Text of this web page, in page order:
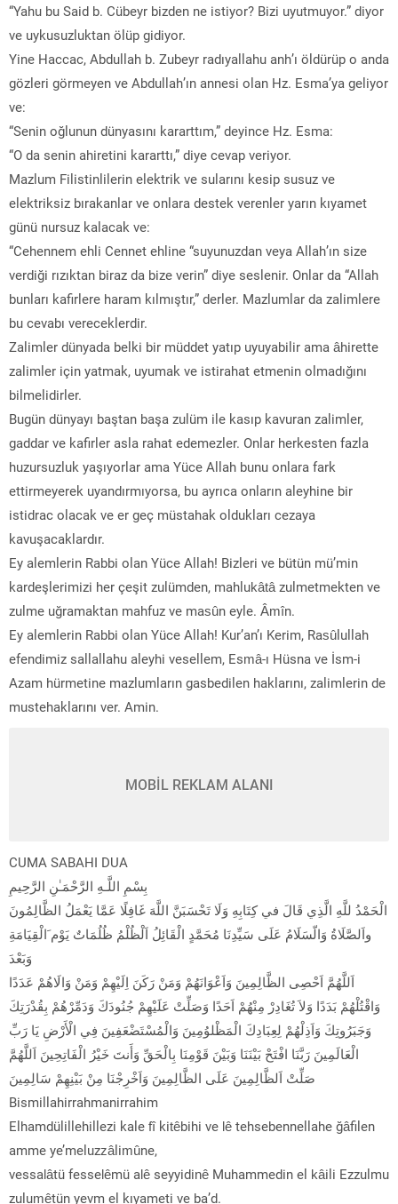
“Yahu bu Said b. Cübeyr bizden ne istiyor? Bizi uyutmuyor.” diyor
ve uykusuzluktan ölüp gidiyor.
Yine Haccac, Abdullah b. Zubeyr radıyallahu anh’ı öldürüp o anda
gözleri görmeyen ve Abdullah’ın annesi olan Hz. Esma’ya geliyor
ve:
“Senin oğlunun dünyasını kararttım,” deyince Hz. Esma:
“O da senin ahiretini kararttı,” diye cevap veriyor.
Mazlum Filistinlilerin elektrik ve sularını kesip susuz ve
elektriksiz bırakanlar ve onlara destek verenler yarın kıyamet
günü nursuz kalacak ve:
“Cehennem ehli Cennet ehline “suyunuzdan veya Allah’ın size
verdiği rızıktan biraz da bize verin” diye seslenir. Onlar da “Allah
bunları kafirlere haram kılmıştır,” derler. Mazlumlar da zalimlere
bu cevabı vereceklerdir.
Zalimler dünyada belki bir müddet yatıp uyuyabilir ama âhirette
zalimler için yatmak, uyumak ve istirahat etmenin olmadığını
bilmelidirler.
Bugün dünyayı baştan başa zulüm ile kasıp kavuran zalimler,
gaddar ve kafirler asla rahat edemezler. Onlar herkesten fazla
huzursuzluk yaşıyorlar ama Yüce Allah bunu onlara fark
ettirmeyerek uyandırmıyorsa, bu ayrıca onların aleyhine bir
istidrac olacak ve er geç müstahak oldukları cezaya
kavuşacaklardır.
Ey alemlerin Rabbi olan Yüce Allah! Bizleri ve bütün mü’min
kardeşlerimizi her çeşit zulümden, mahlukâtâ zulmetmekten ve
zulme uğramaktan mahfuz ve masûn eyle. Âmîn.
Ey alemlerin Rabbi olan Yüce Allah! Kur’an’ı Kerim, Rasûlullah
efendimiz sallallahu aleyhi vesellem, Esmâ-ı Hüsna ve İsm-i
Azam hürmetine mazlumların gasbedilen haklarını, zalimlerin de
mustehaklarını ver. Amin.
MOBİL REKLAM ALANI
CUMA SABAHI DUA
بِسْمِ اللَّـهِ الرَّحْمَـٰنِ الرَّحِيمِ
الْحَمْدُ للَّهِ الَّذِي قَالَ في كِتَابِهِ وَلَا تَحْسَبَنَّ اللَّهَ غَافِلًا عَمَّا يَعْمَلُ الظَّالِمُونَ
واَلصَّلَاةُ وَالّسَلَامُ عَلَى سَيِّدِنَا مُحَمَّدٍ الْقَائِلُ اَلْظُلْمُ ظُلُمَاتٌ يَوْم َالْقِيَامَةِ
وَبَعْدَ
اَللَّهُمَّ اَحْصِى الظَّالِمِينَ وَاَعْوَانَهُمْ وَمَنْ رَكَنَ اِلَيْهِمْ وَمَنْ وَالَاهُمْ عَدَدًا
وَاقْتُلْهُمْ بَدَدًا وَلاَ تُغَادِرْ مِنْهُمْ اَحَدًا وَصَلِّتْ عَلَيْهِمْ جُنُودَكَ وَدَمِّرْهُمْ بِقُدْرَتِكَ
وَجَبَرُوتِكَ وَاَذِلْهُمْ لِعِبَادِكَ الْمَظْلوُمِينَ وَالْمُسْتَضْعَفِينَ فِي الْأَرْضِ يَا رَبِّ
الْعَالَمِينَ رَبَّنَا افْتَحْ بَيْنَنَا وَبَيْنَ قَوْمِنَا بِالْحَقِّ وَأَنتَ خَيْرُ الْفَاتِحِينَ اَللَّهُمَّ
صَلِّتْ اَلظَّالِمِينَ عَلَى الظَّالِمِينَ وَاَخْرِجْنَا مِنْ بَيْنِهِمْ سَالِمِينَ
Bismillahirrahmanirrahim
Elhamdülillehillezi kale fî kitêbihi ve lê tehsebennellahe ğâfilen
amme ye’meluzzâlimûne,
vessalâtü fesselêmü alê seyyidinê Muhammedin el kâili Ezzulmu
zulumêtün yevm el kıyameti ve ba’d.